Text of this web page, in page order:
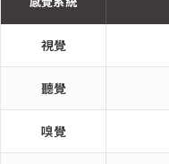
視覺
聽覺
嗅覺